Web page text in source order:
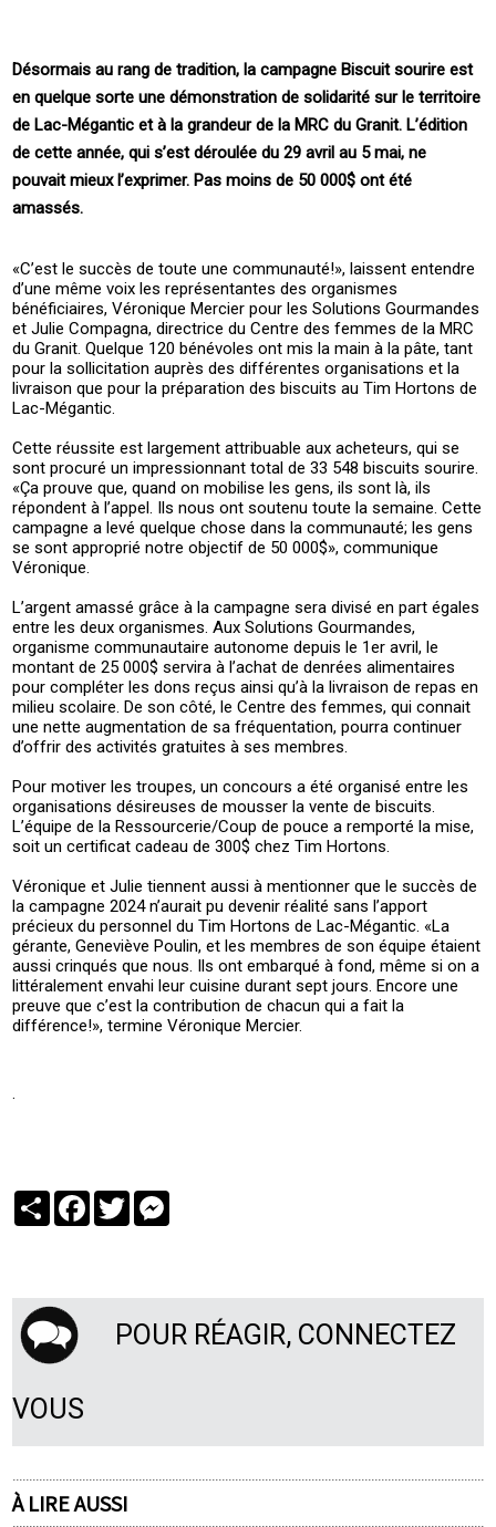
Désormais au rang de tradition, la campagne Biscuit sourire est
en quelque sorte une démonstration de solidarité sur le territoire
de Lac-Mégantic et à la grandeur de la MRC du Granit. L’édition
de cette année, qui s’est déroulée du 29 avril au 5 mai, ne
pouvait mieux l’exprimer. Pas moins de 50 000$ ont été
amassés.
«C’est le succès de toute une communauté!», laissent entendre
d’une même voix les représentantes des organismes
bénéficiaires, Véronique Mercier pour les Solutions Gourmandes
et Julie Compagna, directrice du Centre des femmes de la MRC
du Granit. Quelque 120 bénévoles ont mis la main à la pâte, tant
pour la sollicitation auprès des différentes organisations et la
livraison que pour la préparation des biscuits au Tim Hortons de
Lac-Mégantic.
Cette réussite est largement attribuable aux acheteurs, qui se
sont procuré un impressionnant total de 33 548 biscuits sourire.
«Ça prouve que, quand on mobilise les gens, ils sont là, ils
répondent à l’appel. Ils nous ont soutenu toute la semaine. Cette
campagne a levé quelque chose dans la communauté; les gens
se sont approprié notre objectif de 50 000$», communique
Véronique.
L’argent amassé grâce à la campagne sera divisé en part égales
entre les deux organismes. Aux Solutions Gourmandes,
organisme communautaire autonome depuis le 1er avril, le
montant de 25 000$ servira à l’achat de denrées alimentaires
pour compléter les dons reçus ainsi qu’à la livraison de repas en
milieu scolaire. De son côté, le Centre des femmes, qui connait
une nette augmentation de sa fréquentation, pourra continuer
d’offrir des activités gratuites à ses membres.
Pour motiver les troupes, un concours a été organisé entre les
organisations désireuses de mousser la vente de biscuits.
L’équipe de la Ressourcerie/Coup de pouce a remporté la mise,
soit un certificat cadeau de 300$ chez Tim Hortons.
Véronique et Julie tiennent aussi à mentionner que le succès de
la campagne 2024 n’aurait pu devenir réalité sans l’apport
précieux du personnel du Tim Hortons de Lac-Mégantic. «La
gérante, Geneviève Poulin, et les membres de son équipe étaient
aussi crinqués que nous. Ils ont embarqué à fond, même si on a
littéralement envahi leur cuisine durant sept jours. Encore une
preuve que c’est la contribution de chacun qui a fait la
différence!», termine Véronique Mercier.
.
PartagerFacebook
Twitter
POUR RÉAGIR, CONNECTEZ
VOUS
À LIRE AUSSI